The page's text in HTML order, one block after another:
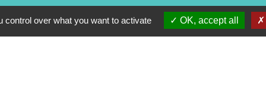
over what you want to activate OK, accept all